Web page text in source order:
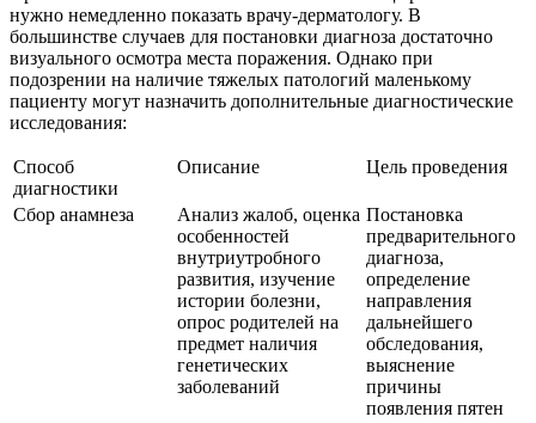
нужно немедленно показать врачу-дерматологу. В
большинстве случаев для постановки диагноза достаточно
визуального осмотра места поражения. Однако при
подозрении на наличие тяжелых патологий маленькому
пациенту могут назначить дополнительные диагностические
исследования:
Способ
диагностики
Описание Цель проведения
Сбор анамнеза
Анализ жалоб, оценка
особенностей
внутриутробного
развития, изучение
истории болезни,
опрос родителей на
предмет наличия
генетических
заболеваний
Постановка
предварительного
диагноза,
определение
направления
дальнейшего
обследования,
выяснение
причины
появления пятен